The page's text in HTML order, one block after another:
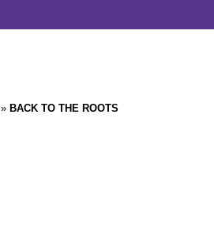
» BACK TO THE ROOTS